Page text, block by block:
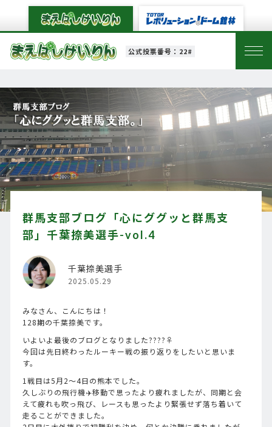
公式投票番号：22#
群馬支部ブログ「心にググッと群馬支
部」千葉捺美選手-vol.4
千葉捺美選手
2025.05.29
みなさん、こんにちは！
128期の千葉捺美です。
いよいよ最後のブログとなりました????‍♀️
今回は先日終わったルーキー戦の振り返りをしたいと思いま
す。
1戦目は5月2〜4日の熊本でした。
久しぶりの飛行機✈️移動で思ったより疲れましたが、同期と会
えて疲れも吹っ飛び、レースも思ったより緊張せず落ち着いて
走ることができました。